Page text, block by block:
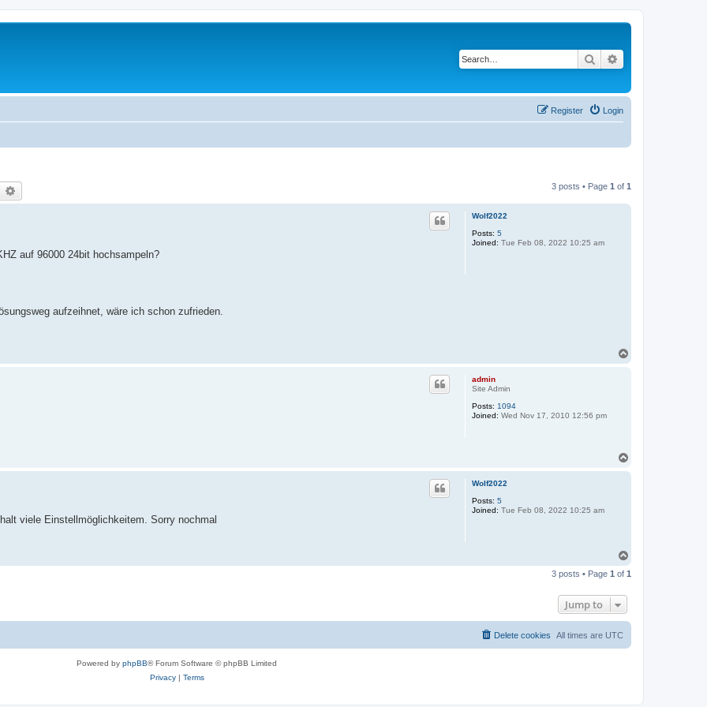
Search
Login
Register
3 posts • Page 1 of 1
Wolf2022
Posts: 5
Joined: Tue Feb 08, 2022 10:25 am
auf 96000 24bit hochsampeln?
aufzeihnet, wäre ich schon zufrieden.
admin
Site Admin
Posts: 1094
Joined: Wed Nov 17, 2010 12:56 pm
Wolf2022
Posts: 5
Joined: Tue Feb 08, 2022 10:25 am
viele Einstellmöglichkeitem. Sorry nochmal
p
3 posts • Page 1 of 1
Jump to
All times are UTC
Delete cookies
Powered by phpBB® Forum Software © phpBB Limited
Privacy| Terms